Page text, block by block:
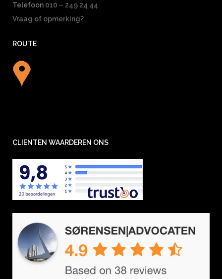
Telefoon 010 – 249 24 44
Vraag of opmerking?
ROUTE
CLIENTEN WAARDEREN ONS